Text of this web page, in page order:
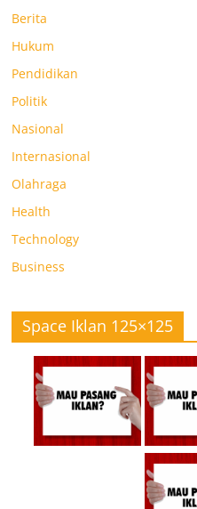
Berita
Hukum
Pendidikan
Politik
Nasional
Internasional
Olahraga
Health
Technology
Business
Space Iklan 125×125